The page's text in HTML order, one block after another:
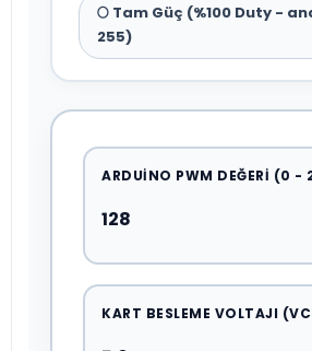
🌕 Tam Güç (%100 Duty -
255)
ARDUINO PWM DEĞERI (0 -
KART BESLEME VOLTAJI